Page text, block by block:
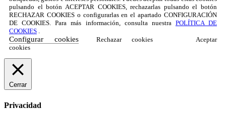
pulsando el botón ACEPTAR COOKIES, rechazarlas pulsando el botón
RECHAZAR COOKIES o configurarlas en el apartado CONFIGURACIÓN
DE COOKIES. Para más información, consulta nuestra POLÍTICA DE
COOKIES .
Configurar cookies Rechazar cookies
Aceptar
cookies
Cerrar
Privacidad